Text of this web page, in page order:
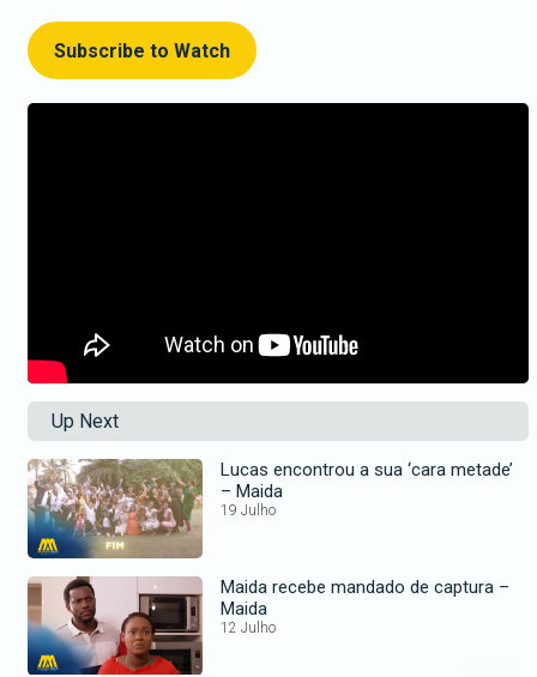
Subscribe to Watch
Up Next
Lucas encontrou a sua ‘cara metade’
– Maida
19 Julho
Maida recebe mandado de captura –
Maida
12 Julho